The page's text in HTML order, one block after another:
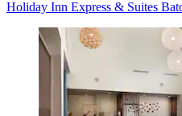
Holiday Inn Express & Suites